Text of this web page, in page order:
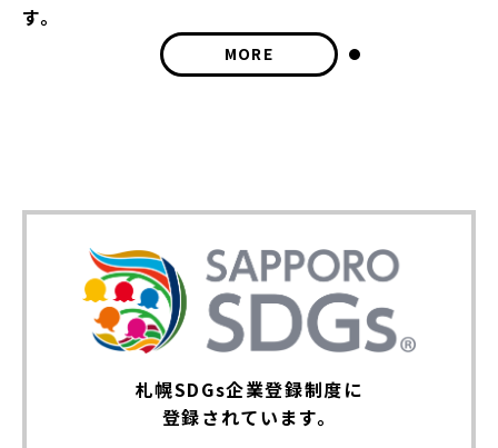
す。
MORE
札幌SDGs企業登録制度に
登録されています。